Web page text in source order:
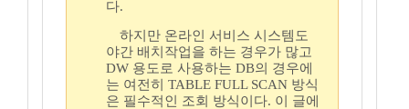
다.
하지만 온라인 서비스 시스템도
야간 배치작업을 하는 경우가 많고
DW 용도로 사용하는 DB의 경우에
는 여전히 TABLE FULL SCAN 방식
은 필수적인 조회 방식이다. 이 글에